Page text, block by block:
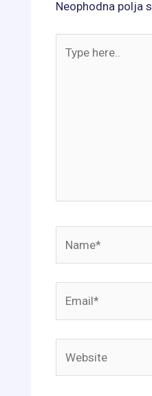
Neophodna polja
here..